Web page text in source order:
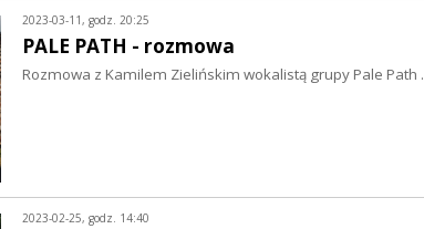
2023-03-11, godz. 20:25
PALE PATH - rozmowa
Rozmowa z Kamilem Zielińskim wokalistą grupy Pale Path .
2023-02-25, godz. 14:40